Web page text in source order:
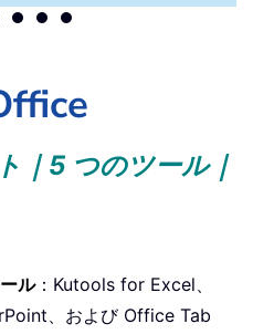
｜5 つのツール｜
ル：Kutools for Excel、
、および Office Tab